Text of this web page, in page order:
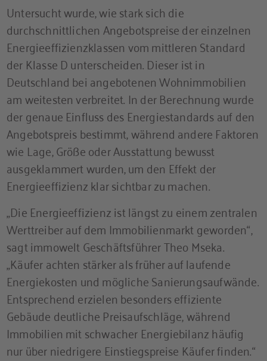
Untersucht wurde, wie stark sich die
durchschnittlichen Angebotspreise der einzelnen
Energieeffizienzklassen vom mittleren Standard
der Klasse D unterscheiden. Dieser ist in
Deutschland bei angebotenen Wohnimmobilien
am weitesten verbreitet. In der Berechnung wurde
der genaue Einfluss des Energiestandards auf den
Angebotspreis bestimmt, während andere Faktoren
wie Lage, Größe oder Ausstattung bewusst
ausgeklammert wurden, um den Effekt der
Energieeffizienz klar sichtbar zu machen.
„Die Energieeffizienz ist längst zu einem zentralen
Werttreiber auf dem Immobilienmarkt geworden“,
sagt immowelt Geschäftsführer Theo Mseka.
„Käufer achten stärker als früher auf laufende
Energiekosten und mögliche Sanierungsaufwände.
Entsprechend erzielen besonders effiziente
Gebäude deutliche Preisaufschläge, während
Immobilien mit schwacher Energiebilanz häufig
nur über niedrigere Einstiegspreise Käufer finden.“